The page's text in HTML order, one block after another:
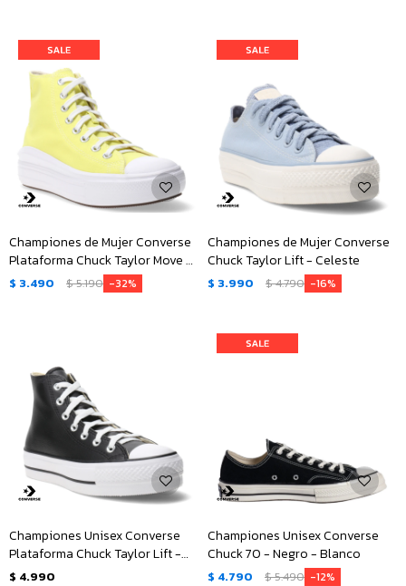
Championes de Mujer Converse
Plataforma Chuck Taylor Move -
Amarillo
$ 3.490 $5.190 32
Championes de Mujer Converse
Chuck Taylor Lift - Celeste
$ 3.990 $4.790 16
Championes Unisex Converse
Plataforma Chuck Taylor Lift -
Negro - Blanco
$ 4.990
Championes Unisex Converse
Chuck 70 - Negro - Blanco
$ 4.790 $5.490 12